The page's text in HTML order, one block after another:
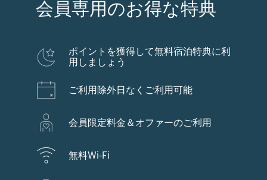
会員専用のお得な特典
ポイントを獲得して無料宿泊特典に利
用しましょう
ご利用除外日なくご利用可能
会員限定料金＆オファーのご利用
無料Wi-Fi